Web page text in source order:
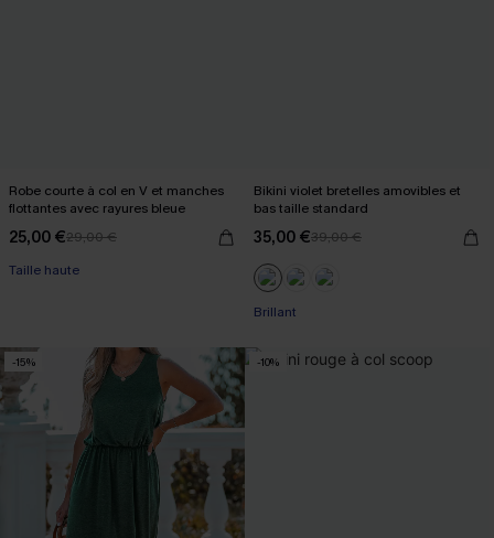
Robe courte à col en V et manches
flottantes avec rayures bleue
25,00 €29,00 €
Taille haute
Bikini violet bretelles amovibles et
bas taille standard
35,00 €39,00 €
Brillant
-15% -10%